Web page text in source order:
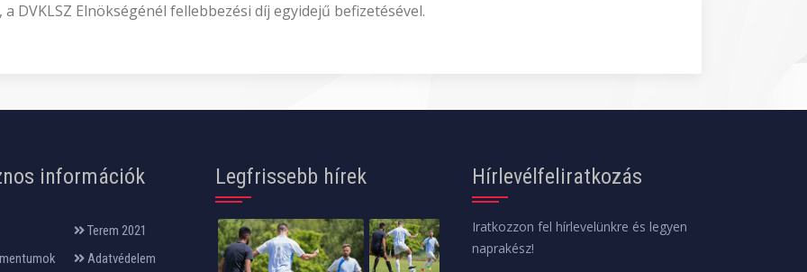
DVKLSZ Elnökségénél fellebbezési díj egyidejű befizetésével.
információk
Terem 2021
Adatvédelem
Legfrissebb hírek Hírlevélfeliratkozás
Iratkozzon fel hírlevelünkre és legyen
naprakész!